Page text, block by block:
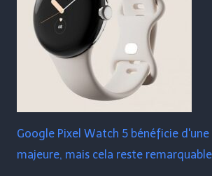
Google Pixel Watch 5 bénéficie d'une
majeure, mais cela reste